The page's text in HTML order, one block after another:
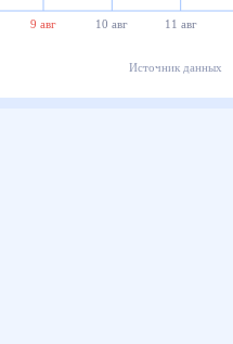
9 авг 10 авг 11 авг
Источник данных